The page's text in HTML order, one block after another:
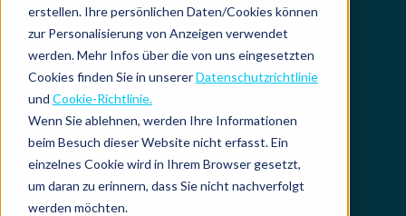
erstellen. Ihre persönlichen Daten/Cookies können
zur Personalisierung von Anzeigen verwendet
werden. Mehr Infos über die von uns eingesetzten
Cookies finden Sie in unsererDatenschutzrichtlinie
und Cookie-Richtlinie.
Wenn Sie ablehnen, werden Ihre Informationen
beim Besuch dieser Website nicht erfasst. Ein
einzelnes Cookie wird in Ihrem Browser gesetzt,
um daran zu erinnern, dass Sie nicht nachverfolgt
werden möchten.